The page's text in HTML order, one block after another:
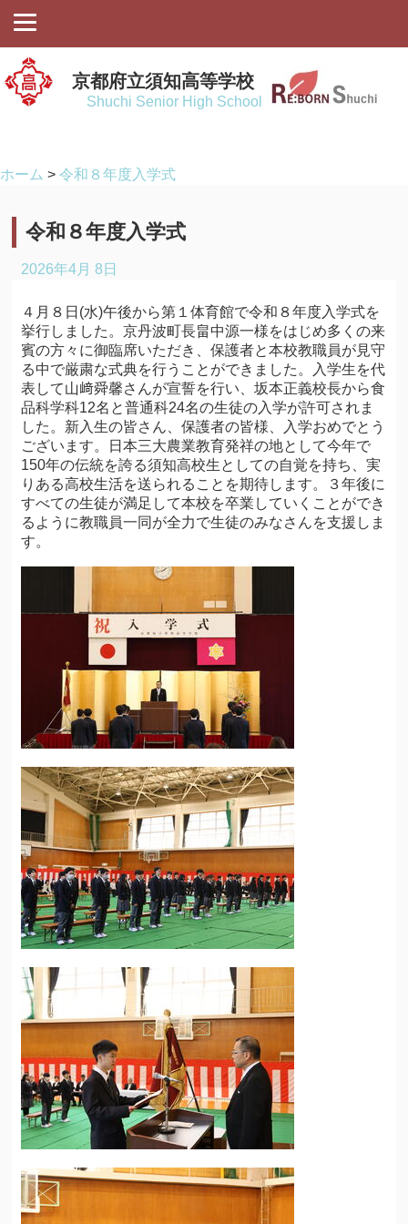
京都府立須知高等学校
Shuchi Senior High School
ホーム > 令和８年度入学式
令和８年度入学式
2026年4月 8日
４月８日(水)午後から第１体育館で令和８年度入学式を
挙行しました。京丹波町長畠中源一様をはじめ多くの来
賓の方々に御臨席いただき、保護者と本校教職員が見守
る中で厳粛な式典を行うことができました。入学生を代
表して山﨑舜馨さんが宣誓を行い、坂本正義校長から食
品科学科12名と普通科24名の生徒の入学が許可されま
した。新入生の皆さん、保護者の皆様、入学おめでとう
ございます。日本三大農業教育発祥の地として今年で
150年の伝統を誇る須知高校生としての自覚を持ち、実
りある高校生活を送られることを期待します。３年後に
すべての生徒が満足して本校を卒業していくことができ
るように教職員一同が全力で生徒のみなさんを支援しま
す。